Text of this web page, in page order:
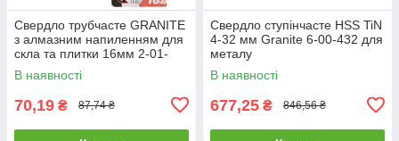
Свердло трубчасте GRANITE
з алмазним напиленням для
скла та плитки 16мм 2-01-
216 |Сверло трубчатое
GRANITE с алмазным
В наявності
70,19 ₴ 87,74 ₴
Свердло ступінчасте HSS TiN
4-32 мм Granite 6-00-432 для
металу
В наявності
677,25 ₴ 846,56 ₴